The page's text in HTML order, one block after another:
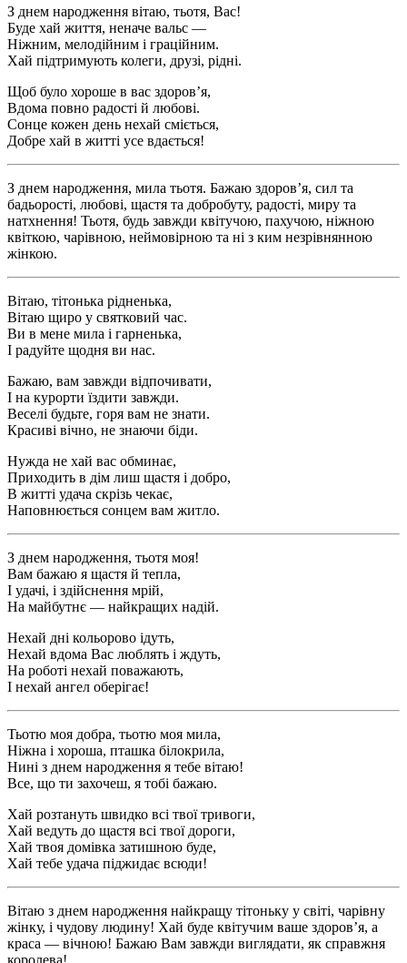
З днем народження вітаю, тьотя, Вас!
Буде хай життя, неначе вальс —
Ніжним, мелодійним і граційним.
Хай підтримують колеги, друзі, рідні.
Щоб було хороше в вас здоров’я,
Вдома повно радості й любові.
Сонце кожен день нехай сміється,
Добре хай в житті усе вдається!
З днем народження, мила тьотя. Бажаю здоров’я, сил та
бадьорості, любові, щастя та добробуту, радості, миру та
натхнення! Тьотя, будь завжди квітучою, пахучою, ніжною
квіткою, чарівною, неймовірною та ні з ким незрівнянною
жінкою.
Вітаю, тітонька рідненька,
Вітаю щиро у святковий час.
Ви в мене мила і гарненька,
І радуйте щодня ви нас.
Бажаю, вам завжди відпочивати,
І на курорти їздити завжди.
Веселі будьте, горя вам не знати.
Красиві вічно, не знаючи біди.
Нужда не хай вас обминає,
Приходить в дім лиш щастя і добро,
В житті удача скрізь чекає,
Наповнюється сонцем вам житло.
З днем народження, тьотя моя!
Вам бажаю я щастя й тепла,
І удачі, і здійснення мрій,
На майбутнє — найкращих надій.
Нехай дні кольорово ідуть,
Нехай вдома Вас люблять і ждуть,
На роботі нехай поважають,
І нехай ангел оберігає!
Тьотю моя добра, тьотю моя мила,
Ніжна і хороша, пташка білокрила,
Нині з днем народження я тебе вітаю!
Все, що ти захочеш, я тобі бажаю.
Хай розтануть швидко всі твої тривоги,
Хай ведуть до щастя всі твої дороги,
Хай твоя домівка затишною буде,
Хай тебе удача піджидає всюди!
Вітаю з днем народження найкращу тітоньку у світі, чарівну
жінку, і чудову людину! Хай буде квітучим ваше здоров’я, а
краса — вічною! Бажаю Вам завжди виглядати, як справжня
королева!